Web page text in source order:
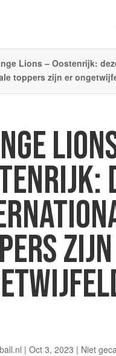
Lions – Oostenrijk:
toppers zijn er
| Oct 3, 2023 | Niet